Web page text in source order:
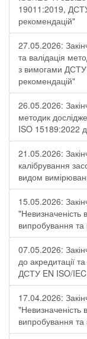
19011:2019,
рекомендацій"
27.05.2026:
та валідація
з вимогами
рекомендацій"
26.05.2026:
методик
ISO 15189:2022
21.05.2026:
калібрування
видом
15.05.2026:
"Невизначеність
випробування та
07.05.2026:
до акредитації
ДСТУ EN ISO/
17.04.2026:
"Невизначеність
випробування та